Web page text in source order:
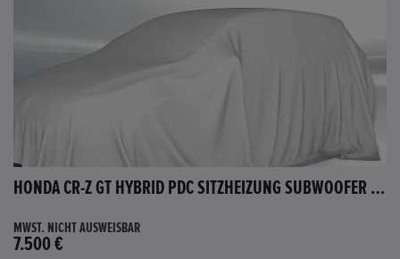
HONDA CR-Z GT HYBRID PDC SITZHEIZUNG SUBWOOFER BLUETOOTH
MWST. NICHT AUSWEISBAR
7.500 €